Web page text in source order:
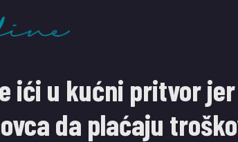
ići u kućni pritvor
da plaćaju